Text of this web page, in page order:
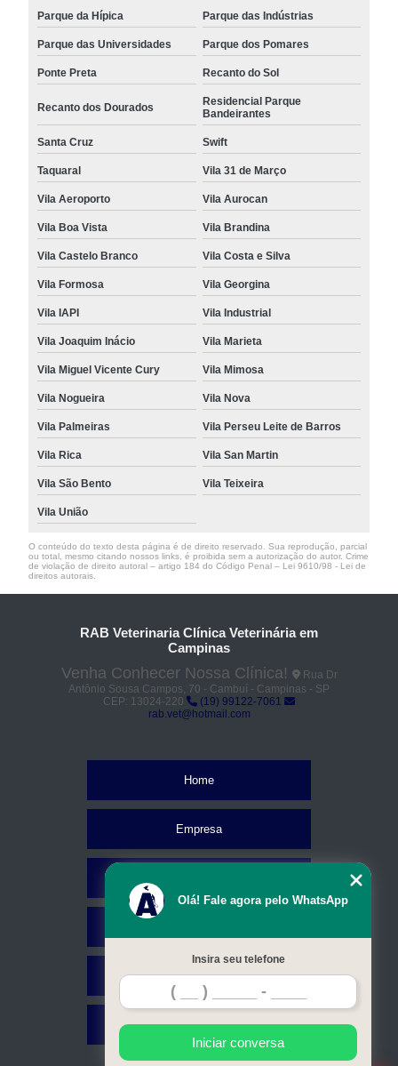
Parque da Hípica Parque das Indústrias
Parque das Universidades Parque dos Pomares
Ponte Preta Recanto do Sol
Recanto dos Dourados
Residencial Parque
Bandeirantes
Santa Cruz Swift
Taquaral Vila 31 de Março
Vila Aeroporto Vila Aurocan
Vila Boa Vista Vila Brandina
Vila Castelo Branco Vila Costa e Silva
Vila Formosa Vila Georgina
Vila IAPI Vila Industrial
Vila Joaquim Inácio Vila Marieta
Vila Miguel Vicente Cury Vila Mimosa
Vila Nogueira Vila Nova
Vila Palmeiras Vila Perseu Leite de Barros
Vila Rica Vila San Martin
Vila São Bento Vila Teixeira
Vila União
O conteúdo do texto desta página é de direito reservado. Sua reprodução, parcial
ou total, mesmo citando nossos links, é proibida sem a autorização do autor. Crime
de violação de direito autoral – artigo 184 do Código Penal – Lei 9610/98 - Lei de
direitos autorais
RAB Veterinaria Clínica Veterinária em
Campinas
Venha Conhecer Nossa Clínica!
Rua Dr
Antônio Sousa Campos, 70 - Cambuí - Campinas - SP
CEP: 13024-220
(19) 99122-7061
rab.vet@hotmail.com
Home
Empresa
Contato
Mapa do site
Olá! Fale agora pelo WhatsApp
Insira seu telefone
Iniciar conversa